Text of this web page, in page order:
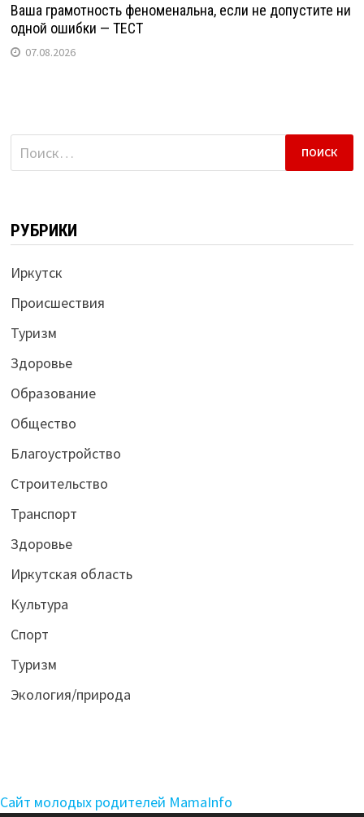
Ваша грамотность феноменальна, если не допустите ни
одной ошибки — ТЕСТ
07.08.2026
Найти:
РУБРИКИ
Иркутск
Происшествия
Туризм
Здоровье
Образование
Общество
Благоустройство
Строительство
Транспорт
Здоровье
Иркутская область
Культура
Спорт
Туризм
Экология/природа
Сайт молодых родителей MamaInfo